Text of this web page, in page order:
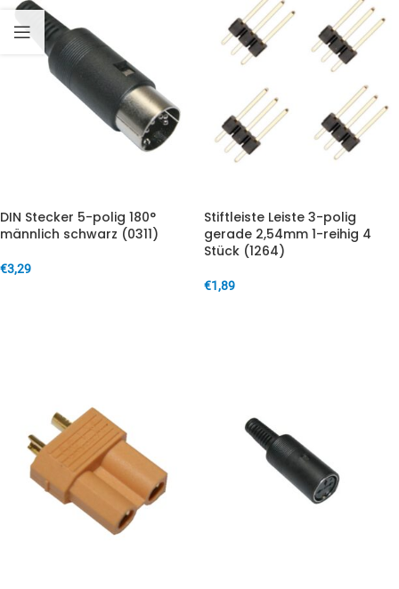
DIN Stecker 5-polig 180°
männlich schwarz (0311)
€3,29
Stiftleiste Leiste 3-polig
gerade 2,54mm 1-reihig 4
Stück (1264)
€1,89